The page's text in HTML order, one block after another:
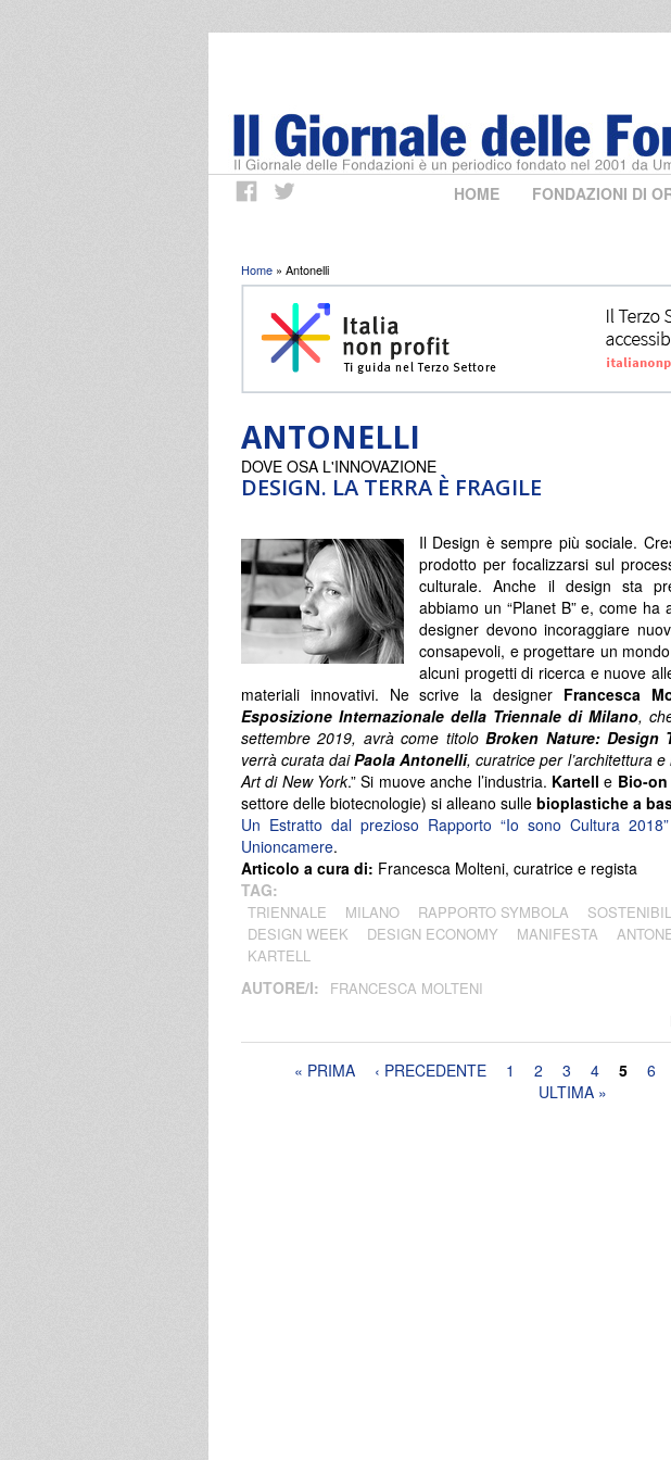
HOME FONDAZIONI DI
Tu sei qui
Home » Antonelli
ANTONELLI
DESIGN. LA TERRA È FRAGILE
DOVE OSA L'INNOVAZIONE
Il Design è sempre più sociale.
prodotto per focalizzarsi sul
culturale. Anche il design sta
abbiamo un “Planet B” e, come
designer devono incoraggiare
consapevoli, e progettare un
alcuni progetti di ricerca e nuove
materiali innovativi. Ne scrive la designer Francesca
Esposizione Internazionale della Triennale di Milano,
settembre 2019, avrà come titoloBroken Nature: Design
verrà curata daiPaola Antonelli, curatrice per l’architettura
Art di New York.” Si muove anche l’industria. Kartell e Bio-on
settore delle biotecnologie) si alleano sulle bioplastiche a
Un Estratto dal prezioso Rapporto “Io sono Cultura
Unioncamere.
Articolo a cura di: Francesca Molteni, curatrice e regista
TAG:
TRIENNALE MILANO RAPPORTO SYMBOLA
DESIGN WEEK
DESIGN ECONOMY MANIFESTA
KARTELL
AUTORE/I: FRANCESCA MOLTENI
Pagine« PRIMA ‹ PRECEDENTE 1 2 3 4 5 6
ULTIMA »